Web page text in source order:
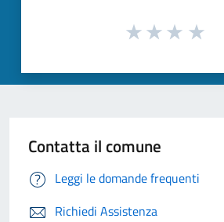
Contatta il comune
Leggi le domande frequenti
Richiedi Assistenza